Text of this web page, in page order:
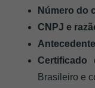
Número do
CNPJ e
Certificado
Brasileiro e